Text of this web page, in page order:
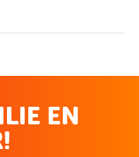
EN